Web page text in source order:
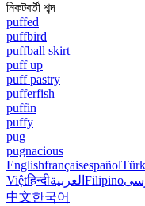
নিকটবর্তী শব্দ
puffed
puffbird
puffball skirt
puff up
puff pastry
pufferfish
puffin
puffy
pug
pugnacious
Englishfrançaisespañol
Việtहिन्दीالعربية Filipino
中文한국어